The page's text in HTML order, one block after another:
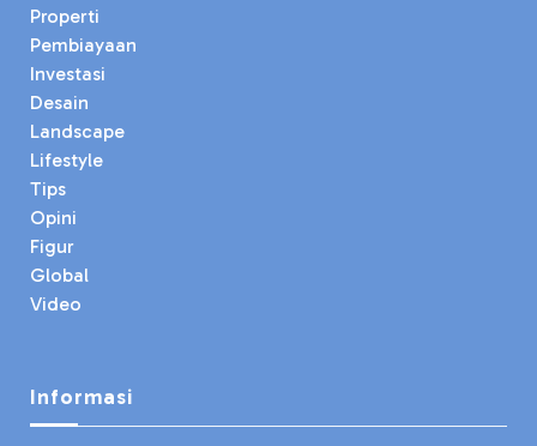
Properti
Pembiayaan
Investasi
Desain
Landscape
Lifestyle
Tips
Opini
Figur
Global
Video
Informasi